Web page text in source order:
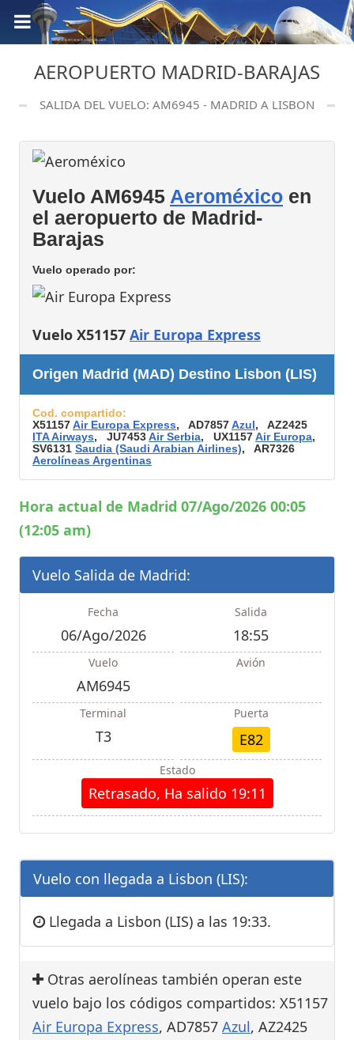
AEROPUERTO MADRID-BARAJAS
SALIDA DEL VUELO: AM6945 - MADRID A LISBON
Vuelo AM6945 Aeroméxico en
el aeropuerto de Madrid-
Barajas
Vuelo operado por:
Vuelo X51157 Air Europa Express
Origen Madrid (MAD) Destino Lisbon (LIS)
Cod. compartido:
X51157Air Europa Express, AD7857Azul, AZ2425
ITA Airways, JU7453Air Serbia, UX1157Air Europa,
SV6131 Saudia (Saudi Arabian Airlines), AR7326
Aerolíneas Argentinas
Hora actual de Madrid 07/Ago/2026 00:05
(12:05 am)
Vuelo Salida de Madrid:
Fecha
06/Ago/2026
Salida
18:55
Vuelo
AM6945
Avión
Terminal
T3
Puerta
E82
Estado
Retrasado, Ha salido 19:11
Vuelo con llegada a Lisbon (LIS):
Llegada a Lisbon (LIS) a las 19:33.
Otras aerolíneas también operan este
vuelo bajo los códigos compartidos: X51157
Air Europa Express, AD7857 Azul, AZ2425